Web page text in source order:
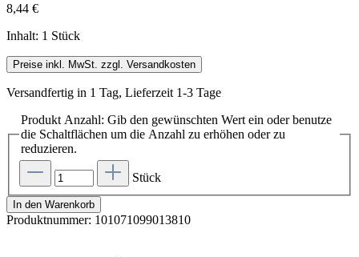
8,44 €
Inhalt: 1 Stück
Preise inkl. MwSt. zzgl. Versandkosten
Versandfertig in 1 Tag, Lieferzeit 1-3 Tage
Produkt Anzahl: Gib den gewünschten Wert ein oder benutze
die Schaltflächen um die Anzahl zu erhöhen oder zu
reduzieren.
Stück
In den Warenkorb
Produktnummer: 101071099013810